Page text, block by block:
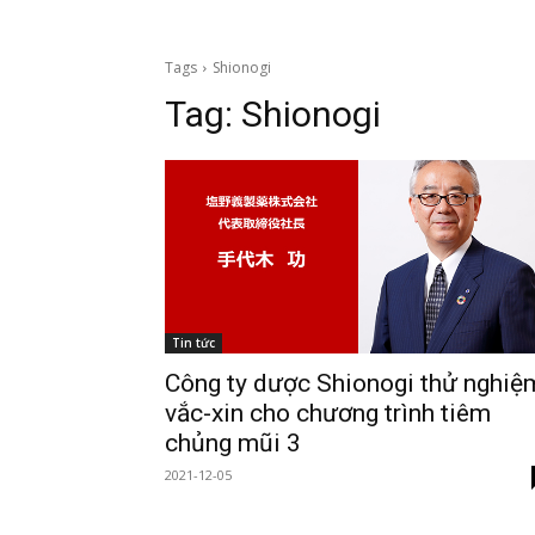
Tags Shionogi
Tag: Shionogi
Tin tức
Công ty dược Shionogi thử
vắc-xin cho chương trình tiêm
chủng mũi 3
2021-12-05